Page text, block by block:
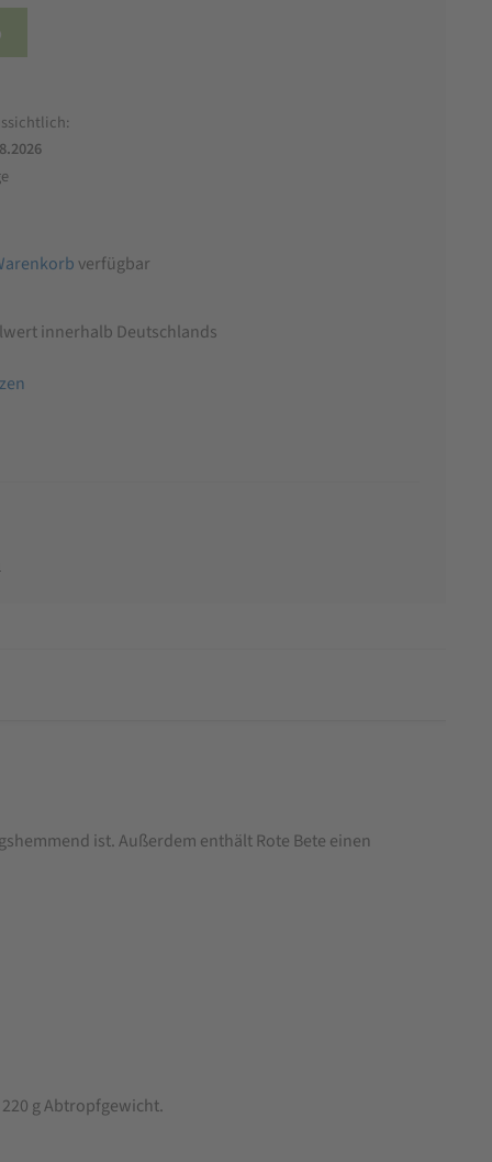
verfügbar
innerhalb Deutschlands
ist. Außerdem enthält Rote Bete einen
g Abtropfgewicht.